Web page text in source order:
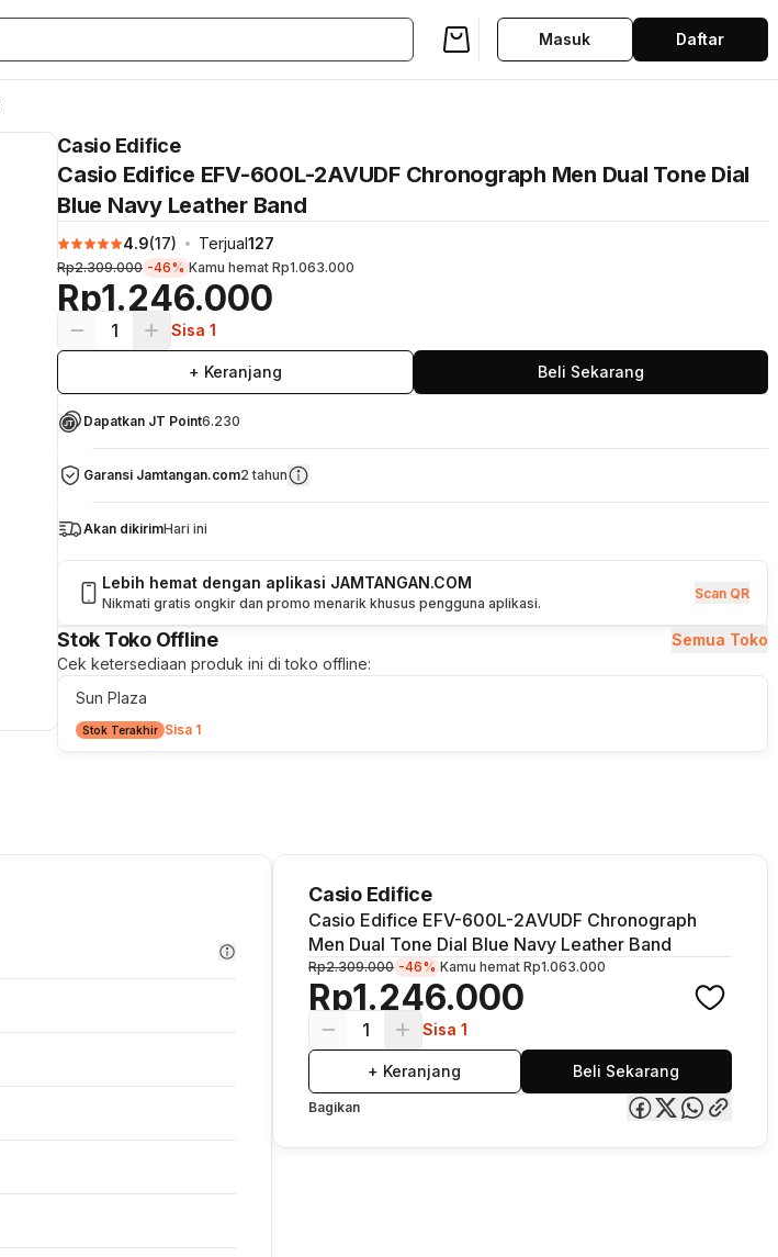
Masuk Daftar
Casio Edifice
Casio Edifice EFV-600L-2AVUDF Chronograph Men Dual Tone Dial
Blue Navy Leather Band
4.9(17) Terjual127
Rp1.246.000
Rp2.309.000 -46% Kamu hemat Rp1.063.000
1 Sisa 1
+ Keranjang Beli Sekarang
Dapatkan JT Point6.230
Garansi Jamtangan.com2 tahun
Akan dikirimHari ini
Lebih hemat dengan aplikasi JAMTANGAN.COM
Nikmati gratis ongkir dan promo menarik khusus pengguna aplikasi.
Scan QR
Stok Toko Offline
Semua Toko
Cek ketersediaan produk ini di toko offline:
Sun Plaza
Stok Terakhir Sisa 1
Casio Edifice
Casio Edifice EFV-600L-2AVUDF Chronograph
Men Dual Tone Dial Blue Navy Leather Band
Rp1.246.000
Rp2.309.000 -46% Kamu hemat Rp1.063.000
1 Sisa 1
+ Keranjang Beli Sekarang
Bagikan